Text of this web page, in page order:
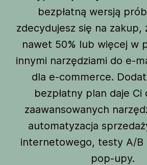
bezpłatną wersją
zdecydujesz się na zakup,
nawet 50% lub więcej w
innymi narzędziami do e-
dla e-commerce.
bezpłatny plan daje
zaawansowanych
automatyzacja
internetowego, testy A/B
pop-upy.